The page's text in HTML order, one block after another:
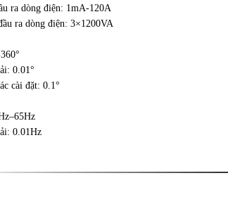
ra dòng điện: 1mA-120A
ra dòng điện: 3×1200VA
0.01°
cài đặt: 0.1°
0.01Hz